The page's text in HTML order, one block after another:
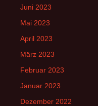
Juni 2023
Mai 2023
April 2023
März 2023
Februar 2023
Januar 2023
Dezember 2022